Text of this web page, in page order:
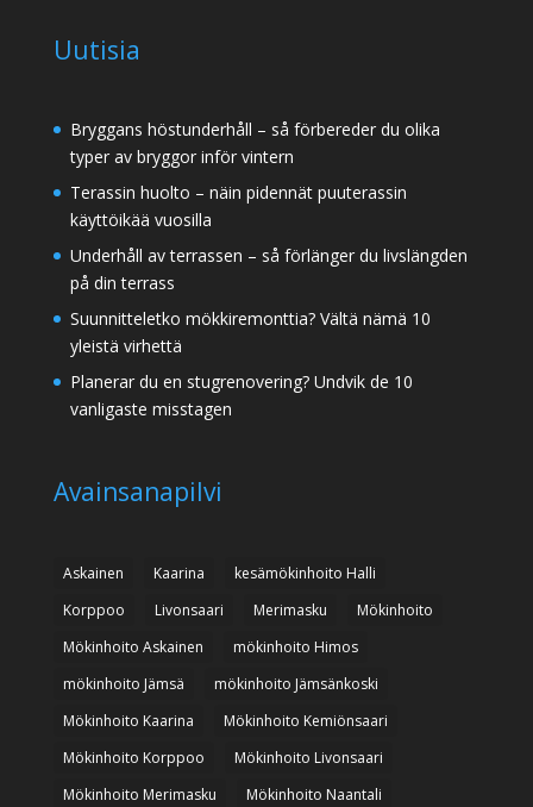
Uutisia
Bryggans höstunderhåll – så förbereder du olika
typer av bryggor inför vintern
Terassin huolto – näin pidennät puuterassin
käyttöikää vuosilla
Underhåll av terrassen – så förlänger du livslängden
på din terrass
Suunnitteletko mökkiremonttia? Vältä nämä 10
yleistä virhettä
Planerar du en stugrenovering? Undvik de 10
vanligaste misstagen
Avainsanapilvi
Askainen Kaarina
kesämökinhoito Halli
Korppoo
Livonsaari Merimasku
Mökinhoito
Mökinhoito Askainen
mökinhoito Himos
mökinhoito Jämsä
mökinhoito Jämsänkoski
Mökinhoito Kaarina
Mökinhoito Kemiönsaari
Mökinhoito Korppoo
Mökinhoito Livonsaari
Mökinhoito Merimasku
Mökinhoito Naantali